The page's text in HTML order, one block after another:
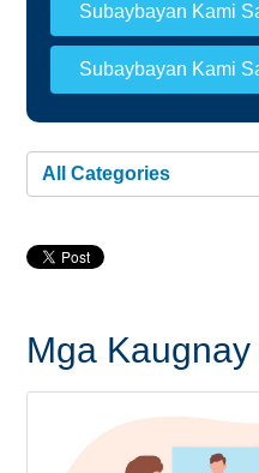
Subaybayan Kami
Subaybayan Kami
All Categories
Mga